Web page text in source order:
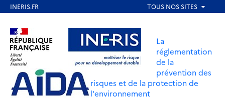
contenu
principal
Aller au contenu Aller au menu
Aller au pied de page
La
réglementation
de la
prévention des
risques et de la protection de
l'environnement